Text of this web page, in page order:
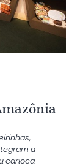
a
carioca